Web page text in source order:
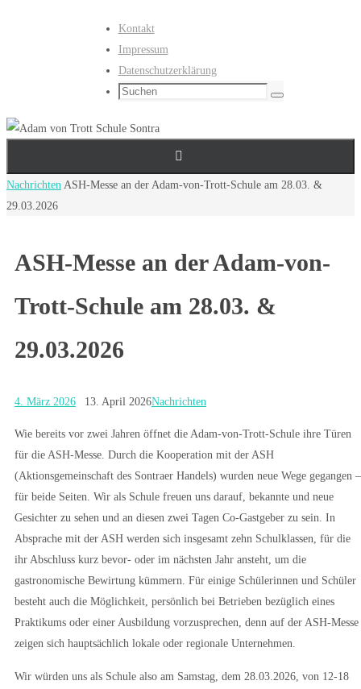
Kontakt
Impressum
Datenschutzerklärung
Suchen
Suchen
Start
Nachrichten ASH-Messe an der Adam-von-Trott-Schule am 28.03. &
29.03.2026
ASH-Messe an der Adam-von-
Trott-Schule am 28.03. &
29.03.2026
4. März 2026 13. April 2026Nachrichten
Wie bereits vor zwei Jahren öffnet die Adam-von-Trott-Schule ihre Türen
für die ASH-Messe. Durch die Kooperation mit der ASH
(Aktionsgemeinschaft des Sontraer Handels) wurden neue Wege gegangen –
für beide Seiten. Wir als Schule freuen uns darauf, bekannte und neue
Gesichter zu sehen und an diesen zwei Tagen Co-Gastgeber zu sein. In
Absprache mit der ASH werden sich insgesamt zehn Schulklassen, für die
ihr Abschluss kurz bevor- oder im nächsten Jahr ansteht, um die
gastronomische Bewirtung kümmern. Für einige Schülerinnen und Schüler
besteht auch die Möglichkeit, persönlich bei Betrieben bezüglich eines
Praktikums oder einer Ausbildung vorzusprechen, denn auf der ASH-Messe
zeigen sich hauptsächlich lokale oder regionale Unternehmen.
Wir würden uns als Schule also am Samstag, dem 28.03.2026, von 12-18